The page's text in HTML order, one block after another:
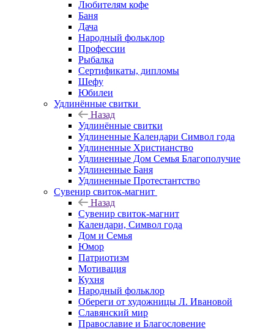
Любителям кофе
Баня
Дача
Народный фольклор
Профессии
Рыбалка
Сертификаты, дипломы
Шефу
Юбилеи
Удлинённые свитки
Назад
Удлинённые свитки
Удлиненные Календари Символ года
Удлиненные Христианство
Удлиненные Дом Семья Благополучие
Удлиненные Баня
Удлиненные Протестантство
Сувенир свиток-магнит
Назад
Сувенир свиток-магнит
Календари, Символ года
Дом и Семья
Юмор
Патриотизм
Мотивация
Кухня
Народный фольклор
Обереги от художницы Л. Ивановой
Славянский мир
Православие и Благословение